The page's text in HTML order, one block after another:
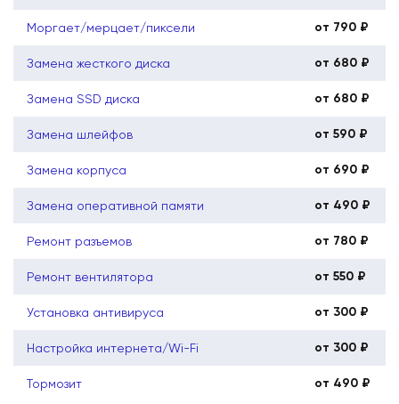
Моргает/мерцает/пиксели от 790 ₽
Замена жесткого диска от 680 ₽
Замена SSD диска от 680 ₽
Замена шлейфов от 590 ₽
Замена корпуса от 690 ₽
Замена оперативной памяти от 490 ₽
Ремонт разъемов от 780 ₽
Ремонт вентилятора от 550 ₽
Установка антивируса от 300 ₽
Настройка интернета/Wi-Fi от 300 ₽
Тормозит от 490 ₽